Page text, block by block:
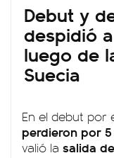
Debut y
despidió
luego de
Suecia
En el debut por
perdieron por 5
valió la salida